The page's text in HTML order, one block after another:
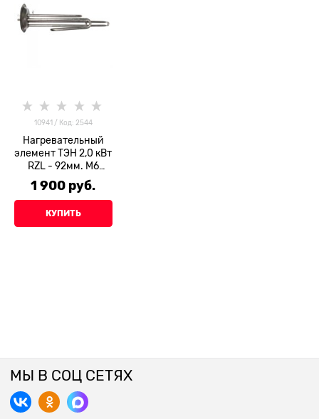
10941 / Код: 2544
Нагревательный
элемент ТЭН 2,0 кВт
RZL - 92мм. М6
(нерж)
1 900 руб.
КУПИТЬ
МЫ В СОЦ СЕТЯХ